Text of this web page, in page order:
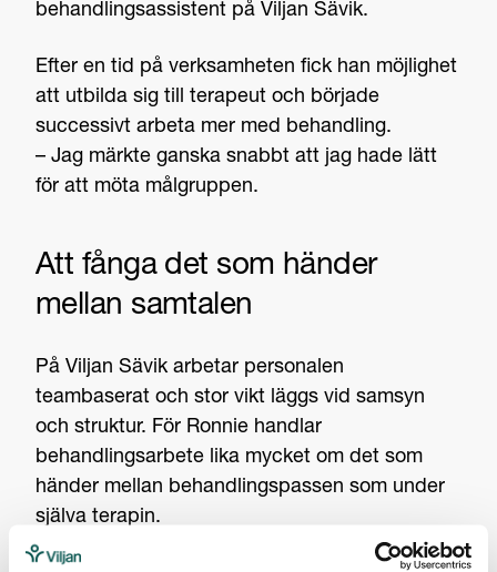
behandlingsassistent på Viljan Sävik.
Efter en tid på verksamheten fick han möjlighet
att utbilda sig till terapeut och började
successivt arbeta mer med behandling.
– Jag märkte ganska snabbt att jag hade lätt
för att möta målgruppen.
Att fånga det som händer
mellan samtalen
På Viljan Sävik arbetar personalen
teambaserat och stor vikt läggs vid samsyn
och struktur. För Ronnie handlar
behandlingsarbete lika mycket om det som
händer mellan behandlingspassen som under
själva terapin.
– Ett bra behandlingshem behöver snappa upp